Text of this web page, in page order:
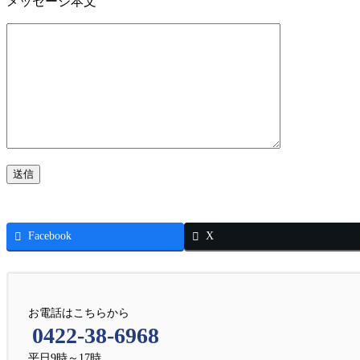
Facebook X
お電話はこちらから
0422-38-6968